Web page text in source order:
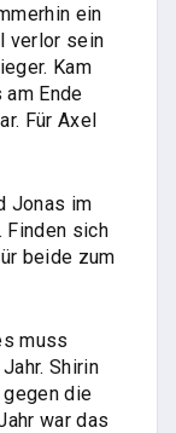
ein
verlor sein
Kam
Ende
Für Axel
Jonas im
Finden sich
beide zum
muss
Shirin
die
war das